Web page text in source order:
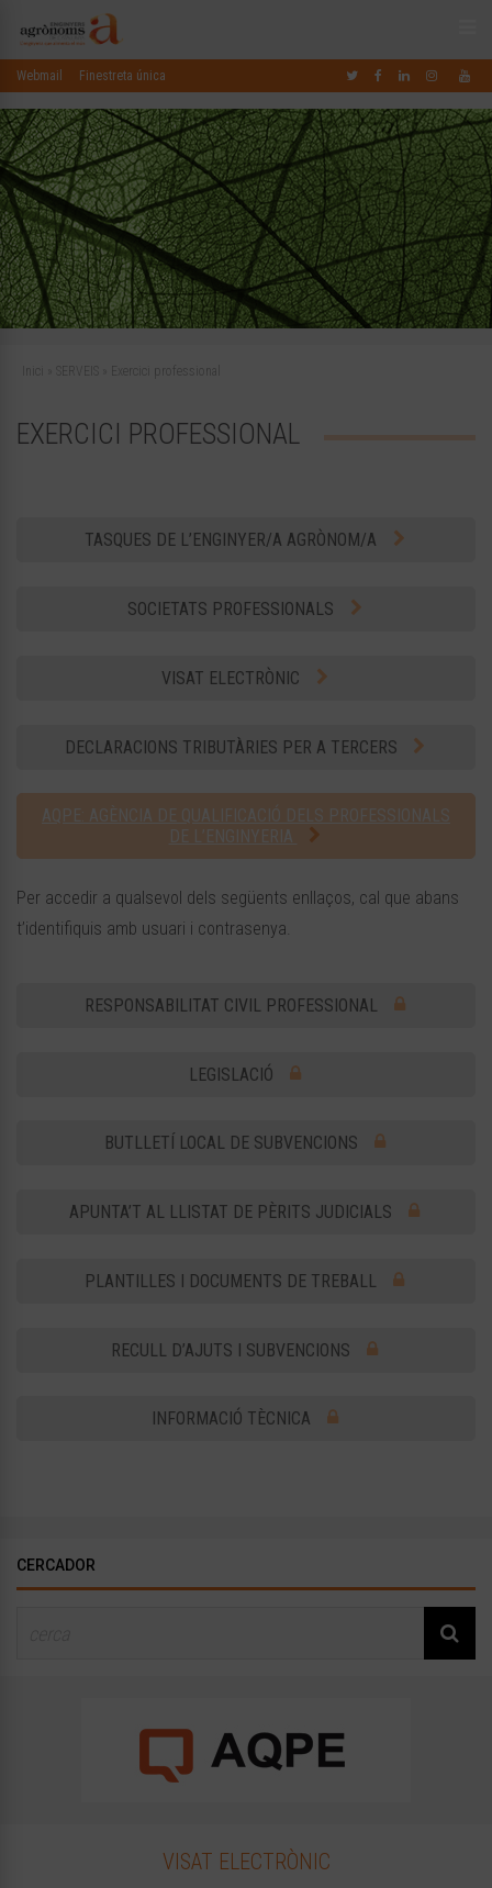
Webmail Finestreta única
Inici SERVEIS Exercici professional
EXERCICI PROFESSIONAL
TASQUES DE L’ENGINYER/A AGRÒNOM/A
SOCIETATS PROFESSIONALS
VISAT ELECTRÒNIC
DECLARACIONS TRIBUTÀRIES PER A TERCERS
AQPE: AGÈNCIA DE QUALIFICACIÓ DELS PROFESSIONALS
DE L’ENGINYERIA
Per accedir a qualsevol dels següents enllaços, cal que abans
t’identifiquis amb usuari i contrasenya.
RESPONSABILITAT CIVIL PROFESSIONAL
LEGISLACIÓ
BUTLLETÍ LOCAL DE SUBVENCIONS
APUNTA’T AL LLISTAT DE PÈRITS JUDICIALS
PLANTILLES I DOCUMENTS DE TREBALL
RECULL D’AJUTS I SUBVENCIONS
INFORMACIÓ TÈCNICA
CERCADOR
VISAT ELECTRÒNIC